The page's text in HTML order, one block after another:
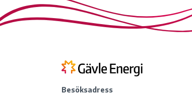
Besöksadress